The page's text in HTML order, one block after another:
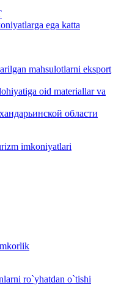
ega katta
mahsulotlarni eksport
oid materiallar va
области
imkoniyatlari
ro`yhatdan o`tishi